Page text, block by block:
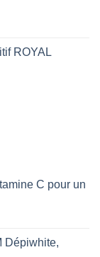
ROYAL
C pour un
Dépiwhite,